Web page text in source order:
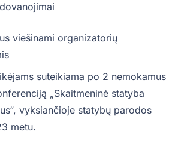
viešinami organizatorių
suteikiama po 2 nemokamus
„Skaitmeninė statyba
vyksiančioje statybų parodos
metu.